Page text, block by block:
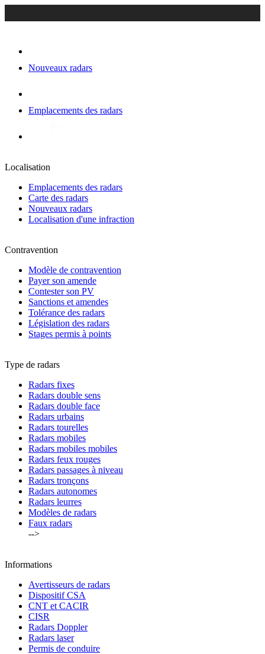
Nouveaux radars
Emplacements des radars
Localisation
Emplacements des radars
Carte des radars
Nouveaux radars
Localisation d'une infraction
Contravention
Modèle de contravention
Payer son amende
Contester son PV
Sanctions et amendes
Tolérance des radars
Législation des radars
Stages permis à points
Type de radars
Radars fixes
Radars double sens
Radars double face
Radars urbains
Radars tourelles
Radars mobiles
Radars mobiles mobiles
Radars feux rouges
Radars passages à niveau
Radars tronçons
Radars autonomes
Radars leurres
Modèles de radars
Faux radars
-->
Informations
Avertisseurs de radars
Dispositif CSA
CNT et CACIR
CISR
Radars Doppler
Radars laser
Permis de conduire